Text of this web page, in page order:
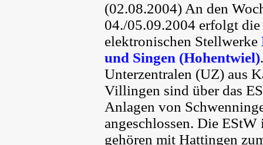
(02.08.2004) An den
04./05.09.2004 erfolgt
elektronischen Stellwerke
und Singen (Hohentwiel)
Unterzentralen (UZ) aus
Villingen sind über das
Anlagen von
angeschlossen. Die
gehören mit Hattingen